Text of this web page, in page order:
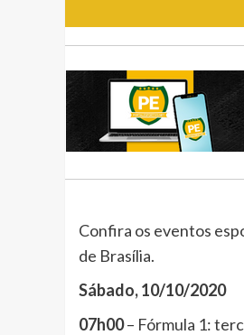
Confira os eventos
de Brasília.
Sábado, 10/10/2020
07h00– Fórmula 1: